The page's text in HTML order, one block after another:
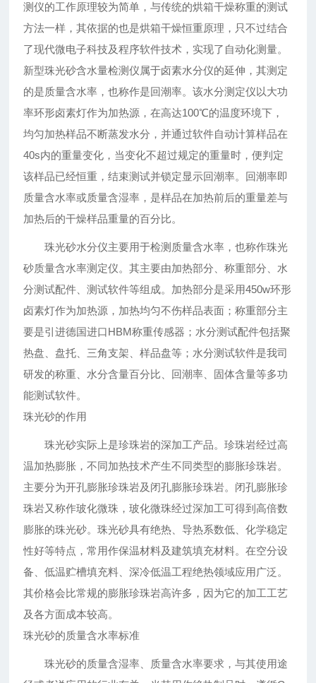
测仪的工作原理较为简单，与传统的烘箱干燥称重的测试
方法一样，其依据的也是烘箱干燥恒重原理，只不过结合
了现代微电子科技及程序软件技术，实现了自动化测量。
新型珠光砂含水量检测仪属于卤素水分仪的延伸，其测定
的是质量含水率，也称作是回潮率。该水分测定仪以大功
率环形卤素灯作为加热源，在高达100℃的温度环境下，
均匀加热样品不断蒸发水分，并通过软件自动计算样品在
40s内的重量变化，当变化不超过规定的重量时，便判定
该样品已经恒重，结束测试并锁定显示回潮率。回潮率即
质量含水率或质量含湿率，是样品在加热前后的重量差与
加热后的干燥样品重量的百分比。
珠光砂水分仪主要用于检测质量含水率，也称作珠光
砂质量含水率测定仪。其主要由加热部分、称重部分、水
分测试配件、测试软件等组成。加热部分是采用450w环形
卤素灯作为加热源，加热均匀不伤样品表面；称重部分主
要是引进德国进口HBM称重传感器；水分测试配件包括聚
热盘、盘托、三角支架、样品盘等；水分测试软件是我司
研发的称重、水分含量百分比、回潮率、固体含量等多功
能测试软件。
珠光砂的作用
珠光砂实际上是珍珠岩的深加工产品。珍珠岩经过高
温加热膨胀，不同加热技术产生不同类型的膨胀珍珠岩。
主要分为开孔膨胀珍珠岩及闭孔膨胀珍珠岩。闭孔膨胀珍
珠岩又称作玻化微珠，玻化微珠经过深加工可得到高倍数
膨胀的珠光砂。珠光砂具有绝热、导热系数低、化学稳定
性好等特点，常用作保温材料及建筑填充材料。在空分设
备、低温贮槽填充料、深冷低温工程绝热领域应用广泛。
其价格会比常规的膨胀珍珠岩高许多，因为它的加工工艺
及各方面成本较高。
珠光砂的质量含水率标准
珠光砂的质量含湿率、质量含水率要求，与其使用途